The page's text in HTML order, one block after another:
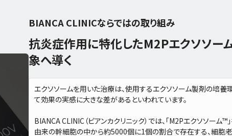
BIANCA CLINICならではの取り組み
抗炎症作用に特化したM2Pエクソソー
象へ導く
エクソソームを用いた治療は、使用するエクソソーム製剤の培養
て効果の実感に大きな差があるといわれています。
BIANCA CLINIC（ビアンカクリニック）では、「M2Pエクソソーム™
由来の幹細胞の中から約5000個に1個の割合で存在する、細胞